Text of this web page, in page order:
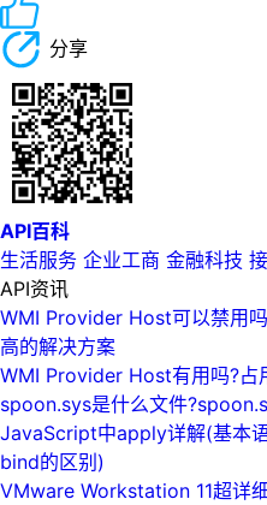
分享
API百科
生活服务 企业工商 金融科技
API资讯
WMI Provider Host可以禁用
高的解决方案
WMI Provider Host有用吗?占
spoon.sys是什么文件
JavaScript中apply详解(基本
bind的区别)
VMware Workstation 11超详